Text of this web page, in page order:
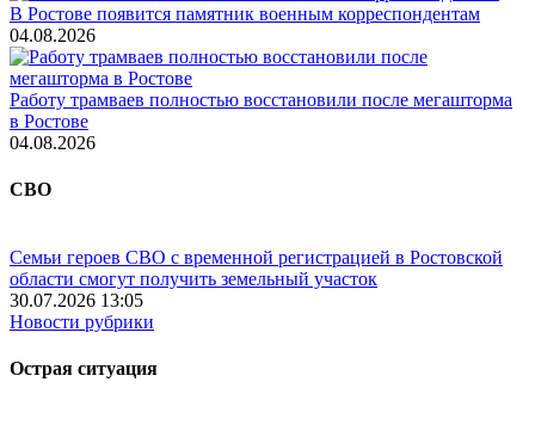
В Ростове появится памятник военным корреспондентам
04.08.2026
Работу трамваев полностью восстановили после мегашторма
в Ростове
04.08.2026
СВО
Семьи героев СВО с временной регистрацией в Ростовской
области смогут получить земельный участок
30.07.2026 13:05
Новости рубрики
Острая ситуация